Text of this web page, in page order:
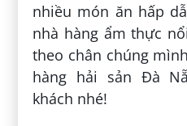
nhiều món ăn hấp
nhà hàng ẩm thực
theo chân chúng
hàng hải sản Đà
khách nhé!